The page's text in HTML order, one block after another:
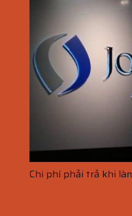
Chi phí phải trả khi